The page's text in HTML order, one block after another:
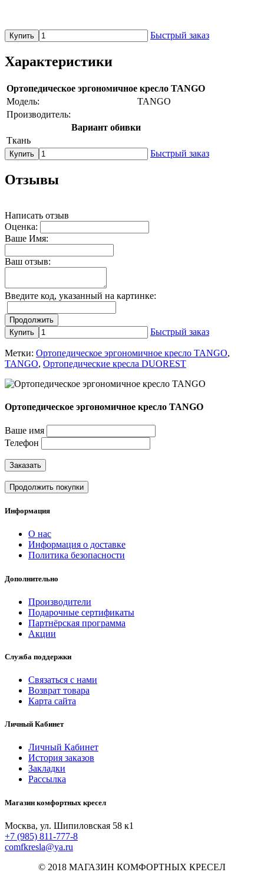
Купить Быстрый заказ
Характеристики
Ортопедическое эргономичное кресло TANGO
Модель:
TANGO
Производитель:
Вариант обивки
Ткань
Купить Быстрый заказ
Отзывы
Написать отзыв
Оценка:
Ваше Имя:
Ваш отзыв:
Введите код, указанный на картинке:
Продолжить
Купить
Быстрый заказ
Метки: Ортопедическое эргономичное кресло TANGO,
TANGO, Ортопедические кресла DUOREST
Ортопедическое эргономичное кресло TANGO
Ваше имя
Телефон
Заказать
Продолжить покупки
Информация
О нас
Информация о доставке
Политика безопасности
Дополнительно
Производители
Подарочные сертификаты
Партнёрская программа
Акции
Служба поддержки
Связаться с нами
Возврат товара
Карта сайта
Личный Кабинет
Личный Кабинет
История заказов
Закладки
Рассылка
Магазин комфортных кресел
Москва, ул. Шипиловская 58 к1
+7 (985) 811-777-8
comfkresla@ya.ru
© 2018 МАГАЗИН КОМФОРТНЫХ КРЕСЕЛ